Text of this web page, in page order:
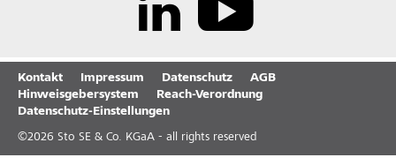
Kontakt Impressum Datenschutz
AGB
Hinweisgebersystem
Reach-Verordnung
Datenschutz-Einstellungen
©2026 Sto SE & Co. KGaA - all rights reserved